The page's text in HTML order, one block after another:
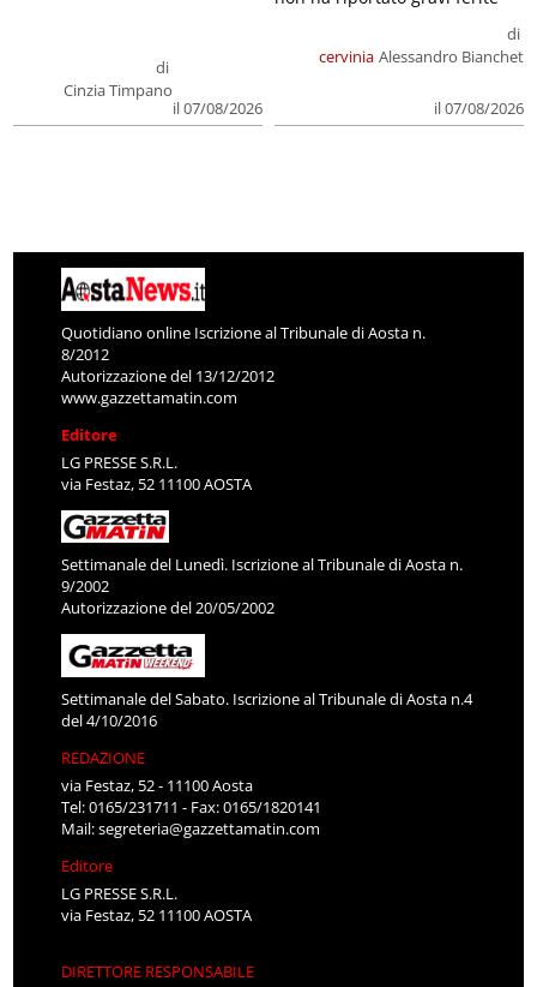
di
Cinzia Timpano
il 07/08/2026
cervinia
di
Alessandro Bianchet
il 07/08/2026
Quotidiano online Iscrizione al Tribunale di Aosta n.
8/2012
Autorizzazione del 13/12/2012
www.gazzettamatin.com
Editore
LG PRESSE S.R.L.
via Festaz, 52 11100 AOSTA
Settimanale del Lunedì. Iscrizione al Tribunale di Aosta n.
9/2002
Autorizzazione del 20/05/2002
Settimanale del Sabato. Iscrizione al Tribunale di Aosta n.4
del 4/10/2016
REDAZIONE
via Festaz, 52 - 11100 Aosta
Tel: 0165/231711 - Fax: 0165/1820141
Mail:segreteria@gazzettamatin.com
Editore
LG PRESSE S.R.L.
via Festaz, 52 11100 AOSTA
DIRETTORE RESPONSABILE